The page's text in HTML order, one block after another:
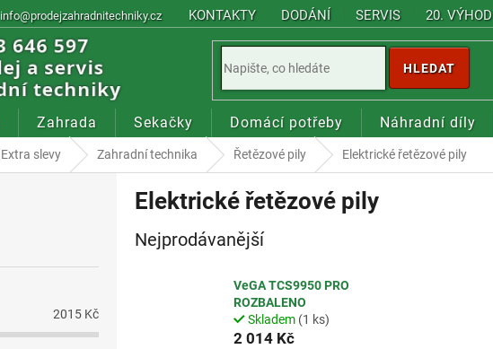
info@prodejzahradnitechniky.cz KONTAKTY DODÁNÍ SERVIS 20. VÝHOD
HLEDAT
Zahrada Sekačky Domácí potřeby Náhradní díly
Extra slevy Zahradní technika Řetězové pily Elektrické řetězové pily
2015 Kč
Elektrické řetězové pily
Nejprodávanější
VeGA TCS9950 PRO
ROZBALENO
Skladem (1 ks)
2 014 Kč